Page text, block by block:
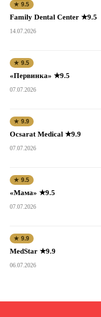
★ 9.5
Family Dental Center ★9.5
14.07.2026
★ 9.5
«Первинка» ★9.5
07.07.2026
★ 9.9
Ocsarat Medical ★9.9
07.07.2026
★ 9.5
«Мама» ★9.5
07.07.2026
★ 9.9
MedStar ★9.9
06.07.2026